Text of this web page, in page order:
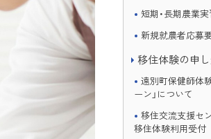
短期・長期農業
新規就農者応募
移住体験の申
遠別町保健師体
ーン」について
移住交流支援セ
移住体験利用受付